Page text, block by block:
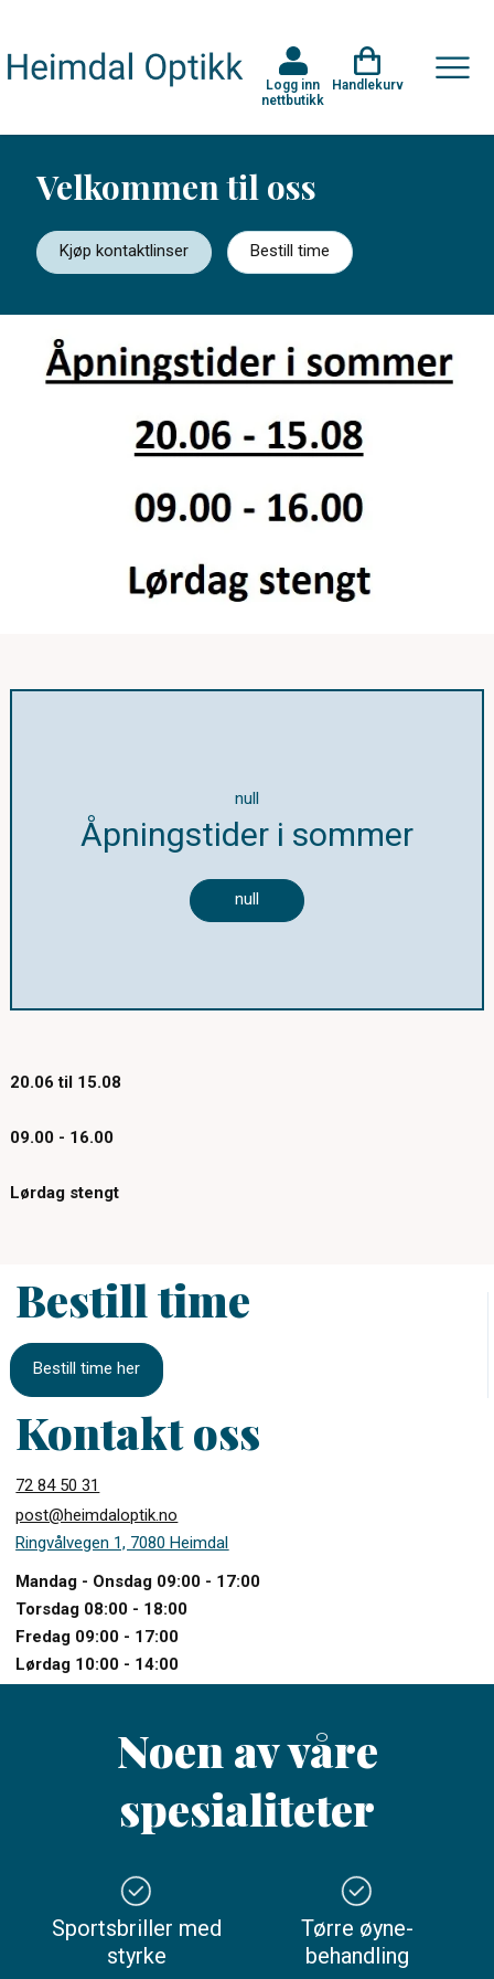
Logg inn
nettbutikk
Handlekurv
Velkommen til oss
Kjøp kontaktlinser Bestill time
null
Åpningstider i sommer
null
20.06 til 15.08
09.00 - 16.00
Lørdag stengt
Bestill time
Bestill time her
Kontakt oss
72 84 50 31
post@heimdaloptik.no
Ringvålvegen 1, 7080 Heimdal
Mandag - Onsdag 09:00 - 17:00
Torsdag 08:00 - 18:00
Fredag 09:00 - 17:00
Lørdag 10:00 - 14:00
Noen av våre
spesialiteter
Sportsbriller med
styrke
Tørre øyne-
behandling